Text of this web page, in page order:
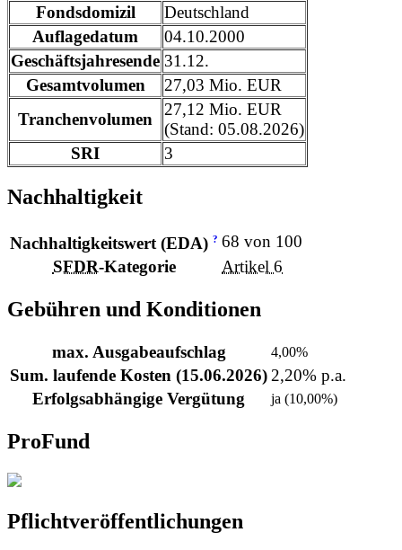
Fondsdomizil
Deutschland
Auflagedatum
04.10.2000
Geschäftsjahresende 31.12.
Gesamtvolumen
27,03 Mio. EUR
Tranchenvolumen
27,12 Mio. EUR
(Stand: 05.08.2026)
SRI
3
Nachhaltigkeit
Nachhaltigkeitswert (EDA) ? 68 von 100
SFDR-Kategorie Artikel 6
Gebühren und Konditionen
max. Ausgabeaufschlag 4,00%
Sum. laufende Kosten (15.06.2026) 2,20% p.a.
Erfolgsabhängige Vergütung
ja (10,00%)
ProFund
Pflichtveröffentlichungen